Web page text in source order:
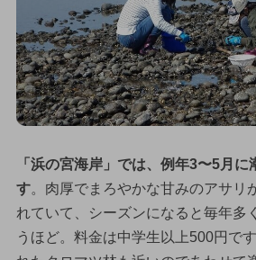
「浜の宮海岸」では、例年3〜5月に
す。肉厚でまろやかな甘みのアサリ
れていて、シーズンになると毎年多
うほど。料金は中学生以上500円で